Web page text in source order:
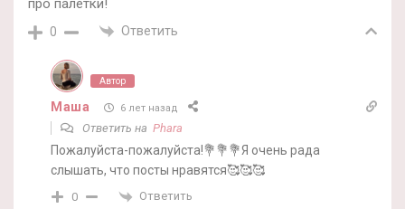
про палетки!
0 Ответить
Автор
Маша 6 лет назад
Ответить на Phara
Пожалуйста-пожалуйста!💐💐💐Я очень рада
слышать, что посты нравятся🥰🥰🥰
0 Ответить